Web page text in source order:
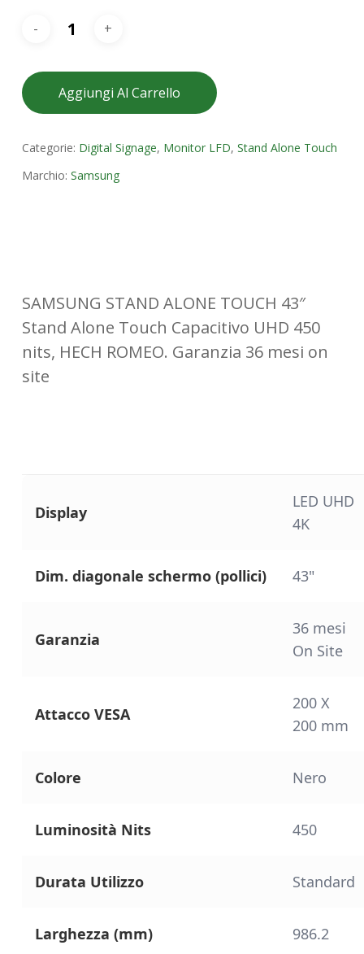
Aggiungi Al Carrello
Categorie: Digital Signage, Monitor LFD, Stand Alone Touch
Marchio: Samsung
SAMSUNG STAND ALONE TOUCH 43″
Stand Alone Touch Capacitivo UHD 450
nits, HECH ROMEO. Garanzia 36 mesi on
site
Display
LED UHD
4K
Dim. diagonale schermo (pollici) 43"
Garanzia
36 mesi
On Site
Attacco VESA
200 X
200 mm
Colore Nero
Luminosità Nits 450
Durata Utilizzo Standard
Larghezza (mm) 986.2